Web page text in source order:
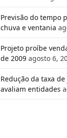
Previsão do tempo
chuva e ventania
Projeto proíbe
de 2009 agosto 6,
Redução da taxa
avaliam entidades